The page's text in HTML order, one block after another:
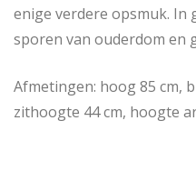
enige verdere opsmuk. In
sporen van ouderdom en
Afmetingen: hoog 85 cm,
zithoogte 44 cm, hoogte